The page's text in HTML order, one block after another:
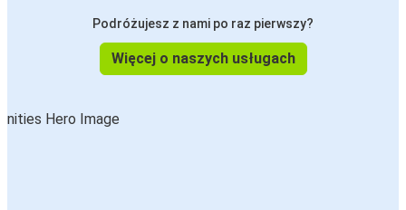
Podróżujesz z nami po raz pierwszy?
Więcej o naszych usługach